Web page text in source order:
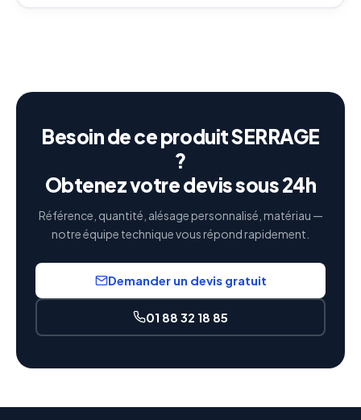
Besoin de ce produit SERRAGE
?
Obtenez votre devis sous 24h
Référence, quantité, alésage personnalisé, matériau —
notre équipe technique vous répond rapidement.
Demander un devis gratuit
01 88 32 18 85